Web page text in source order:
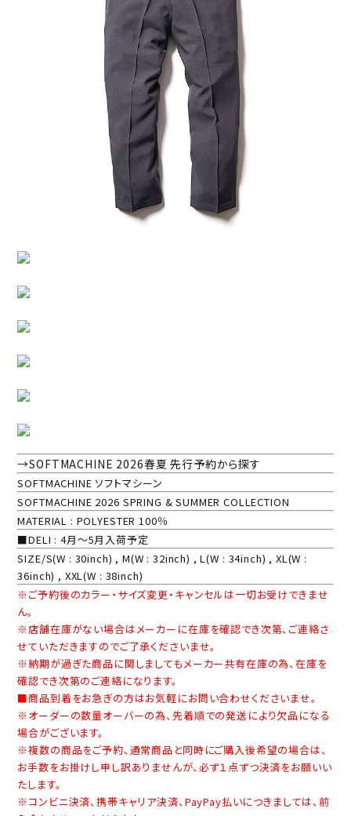
→SOFTMACHINE 2026春夏 先行予約から探す
SOFTMACHINE ソフトマシーン
SOFTMACHINE 2026 SPRING & SUMMER COLLECTION
MATERIAL : POLYESTER 100％
■DELI : 4月～5月入荷予定
SIZE/S(W : 30inch) , M(W : 32inch) , L(W : 34inch) , XL(W :
36inch) , XXL(W : 38inch)
※ご予約後のカラー・サイズ変更・キャンセルは一切お受けできませ
ん。
※店舗在庫がない場合はメーカーに在庫を確認でき次第、ご連絡さ
せていただきますのでご了承くださいませ。
※納期が過ぎた商品に関しましてもメーカー共有在庫の為、在庫を
確認でき次第のご連絡になります。
■商品到着をお急ぎの方はお気軽にお問い合わせくださいませ。
※オーダーの数量オーバーの為、先着順での発送により欠品になる
場合がございます。
※複数の商品をご予約、通常商品と同時にご購入後希望の場合は、
お手数をお掛けし申し訳ありませんが、必ず１点ずつ決済をお願いい
たします。
※コンビニ決済、携帯キャリア決済、PayPay払いにつきましては、前